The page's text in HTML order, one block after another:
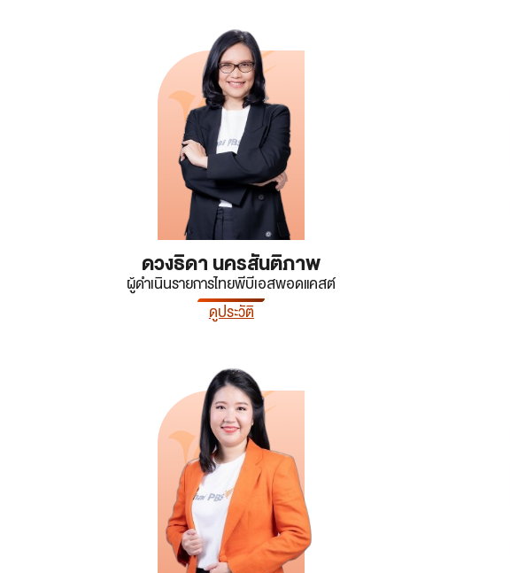
ดวงธิดา นครสันติภาพ
ผู้ดำเนินรายการไทยพีบีเอสพอดแคสต์
ดูประวัติ